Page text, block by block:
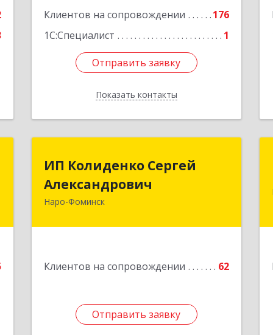
Клиентов на сопровождении
176
1С:Специалист
1
Отправить заявку
Показать контакты
Подробнее
Отправить заявку
Назад
ИП Колиденко Сергей
Александрович
Наро-Фоминск
Клиентов на сопровождении 62
Отправить заявку
ИП Колиденко Сергей
Александрович
143300, Московская обл, Наро-
Подробнее
Отправить заявку